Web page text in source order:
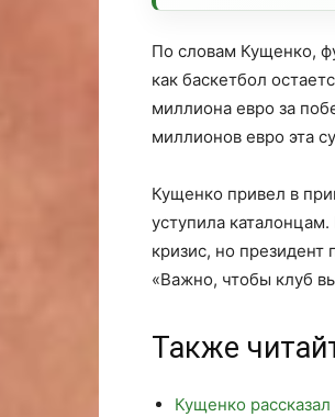
По словам Кущенко,
как баскетбол
миллиона евро за
миллионов евро эта
Кущенко привел в
уступила
кризис, но
«Важно, чтобы клуб
Также
Кущенко